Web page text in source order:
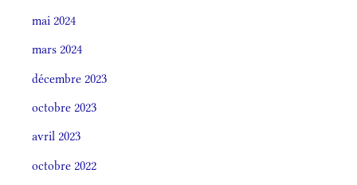
mai 2024
mars 2024
décembre 2023
octobre 2023
avril 2023
octobre 2022